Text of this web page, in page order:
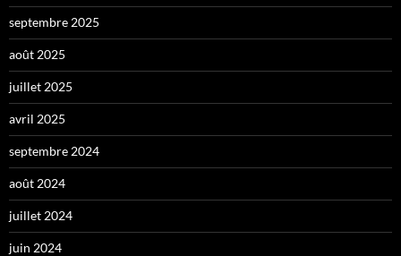
septembre 2025
août 2025
juillet 2025
avril 2025
septembre 2024
août 2024
juillet 2024
juin 2024